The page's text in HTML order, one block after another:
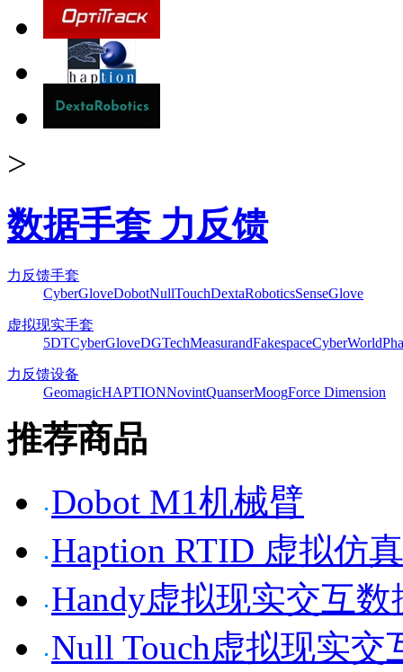
>
数据手套 力反馈
力反馈手套
CyberGloveDobotNullTouchDextaRoboticsSenseGlove
虚拟现实手套
5DTCyberGloveDGTechMeasurandFakespaceCyberWorld
力反馈设备
GeomagicHAPTIONNovintQuanserMoogForce Dimension
推荐商品
Dobot M1机械臂
Haption RTID 虚拟仿
Handy虚拟现实交互数
Null Touch虚拟现实交